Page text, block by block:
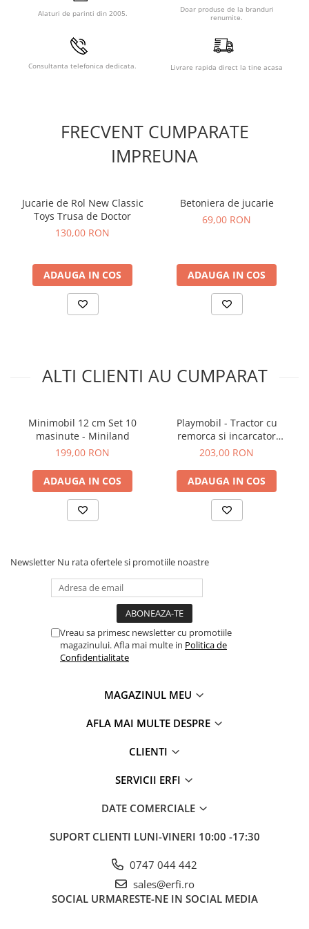
masini.
Alaturi de parinti din 2005.
Doar produse de la branduri
renumite.
Consultanta telefonica dedicata. Livrare rapida direct la tine acasa
FRECVENT CUMPARATE
IMPREUNA
Jucarie de Rol New Classic
Toys Trusa de Doctor
130,00 RON
ADAUGA IN COS
Betoniera de jucarie
69,00 RON
ADAUGA IN COS
ALTI CLIENTI AU CUMPARAT
Minimobil 12 cm Set 10
masinute - Miniland
199,00 RON
ADAUGA IN COS
Playmobil - Tractor cu
remorca si incarcator
frontal
203,00 RON
ADAUGA IN COS
Newsletter Nu rata ofertele si promotiile noastre
Vreau sa primesc newsletter cu promotiile
magazinului. Afla mai multe in Politica de
Confidentialitate
MAGAZINUL MEU
AFLA MAI MULTE DESPRE
CLIENTI
SERVICII ERFI
DATE COMERCIALE
SUPORT CLIENTI LUNI-VINERI 10:00 -17:30
0747 044 442
sales@erfi.ro
SOCIAL URMARESTE-NE IN SOCIAL MEDIA